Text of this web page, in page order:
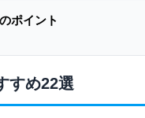
ポイント
すめ22選